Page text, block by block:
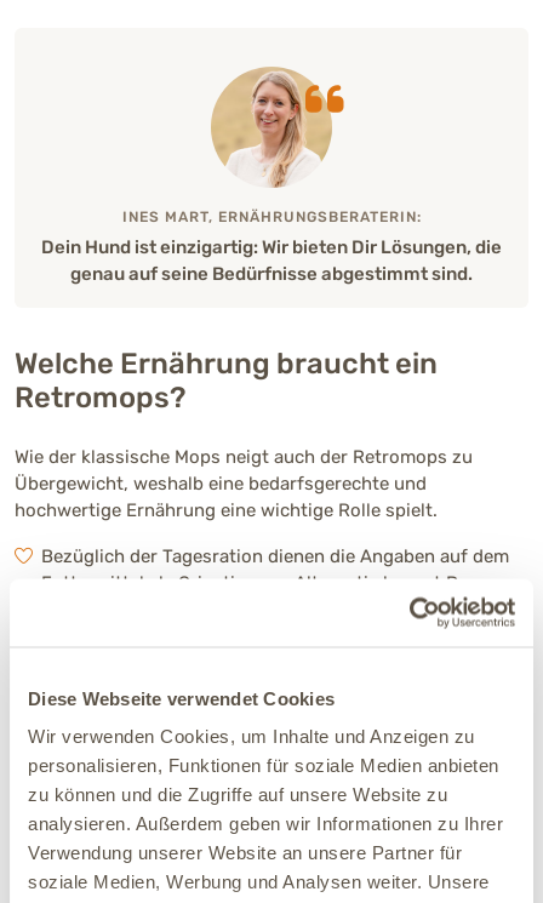
Diese Webseite verwendet Cookies
Wir verwenden Cookies, um Inhalte und Anzeigen zu
personalisieren, Funktionen für soziale Medien anbieten
zu können und die Zugriffe auf unsere Website zu
analysieren. Außerdem geben wir Informationen zu Ihrer
Verwendung unserer Website an unsere Partner für
soziale Medien, Werbung und Analysen weiter. Unsere
INES MART, ERNÄHRUNGSBERATERIN:
Dein Hund ist einzigartig: Wir bieten Dir Lösungen, die
genau auf seine Bedürfnisse abgestimmt sind.
Welche Ernährung braucht ein
Retromops?
Wie der klassische Mops neigt auch der Retromops zu
Übergewicht, weshalb eine bedarfsgerechte und
hochwertige Ernährung eine wichtige Rolle spielt.
Bezüglich der Tagesration dienen die Angaben auf dem
Futtermittel als Orientierung. Alternativ kannst Du
nutzen.
SnacksoderTrainingshappen) eingesetzt werden.
Regelmäßiges Wiegen und das Beobachten der
Körperkondition (Taille tast- und sichtbar, Rippen
fühlbar) helfen, das Gewicht im Blick zu behalten.
Einige Retromopse können sensibel auf Futterumstellungen
oder bestimmte Zutaten reagieren. Bei wiederholten
Auffälligkeiten in der Verdauung ist eine Rücksprache mit